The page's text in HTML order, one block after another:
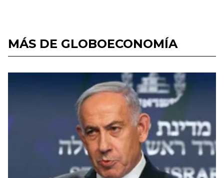
MÁS DE GLOBOECONOMÍA